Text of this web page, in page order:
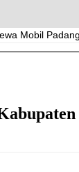
Mobil Padang